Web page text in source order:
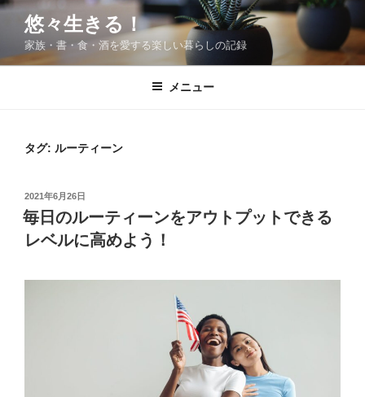
コ
ン
悠々生きる！
家族・書・食・酒を愛する楽しい暮らしの記録
メニュー
タグ: ルーティーン
投
稿
日:
2021年6月26日
毎日のルーティーンをアウトプットできる
レベルに高めよう！